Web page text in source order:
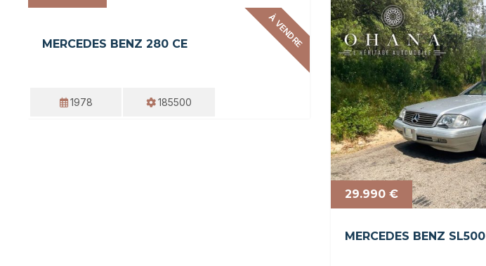
À VENDRE
MERCEDES BENZ 280 CE
1978 185500
29.990 €
MERCEDES BENZ SL500